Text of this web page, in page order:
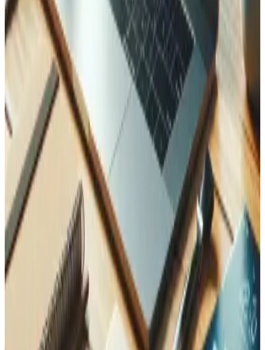
Können Sie meinen Shop zu Adobe Commerce (Magento 2) migrieren?